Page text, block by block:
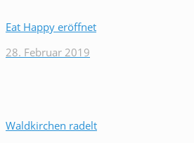
Eat Happy eröffnet
28. Februar 2019
Waldkirchen radelt